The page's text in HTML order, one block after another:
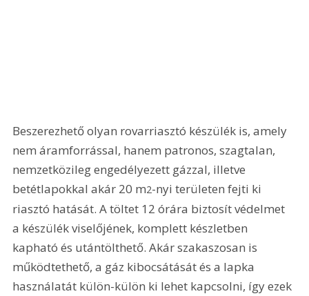
Beszerezhető olyan rovarriasztó készülék is, amely
nem áramforrással, hanem patronos, szagtalan,
nemzetközileg engedélyezett gázzal, illetve
betétlapokkal akár 20 m2-nyi területen fejti ki
riasztó hatását. A töltet 12 órára biztosít védelmet
a készülék viselőjének, komplett készletben
kapható és utántölthető. Akár szakaszosan is
működtethető, a gáz kibocsátását és a lapka
használatát külön-külön ki lehet kapcsolni, így ezek